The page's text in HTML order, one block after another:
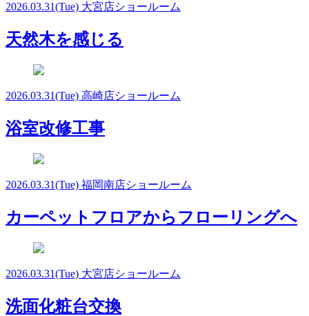
2026.03.31(Tue) 大宮店ショールーム
天然木を感じる
2026.03.31(Tue) 高崎店ショールーム
浴室改修工事
2026.03.31(Tue) 福岡南店ショールーム
カーペットフロアからフローリングへ
2026.03.31(Tue) 大宮店ショールーム
洗面化粧台交換